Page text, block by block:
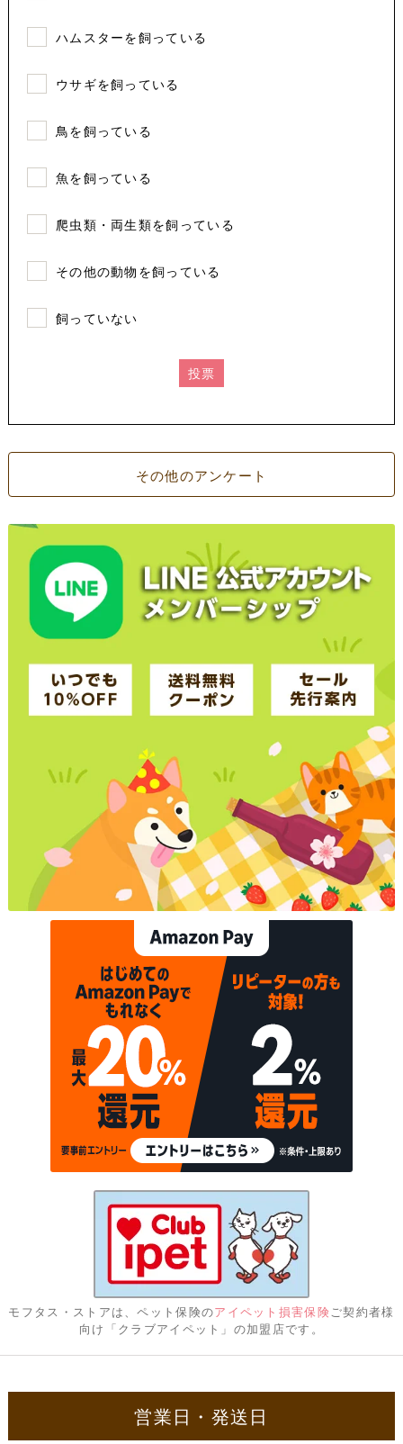
ハムスターを飼っている
ウサギを飼っている
鳥を飼っている
魚を飼っている
爬虫類・両生類を飼っている
その他の動物を飼っている
飼っていない
投票
その他のアンケート
モフタス・ストアは、ペット保険のアイペット損害保険ご契約者様
向け「クラブアイペット」の加盟店です。
営業日・発送日